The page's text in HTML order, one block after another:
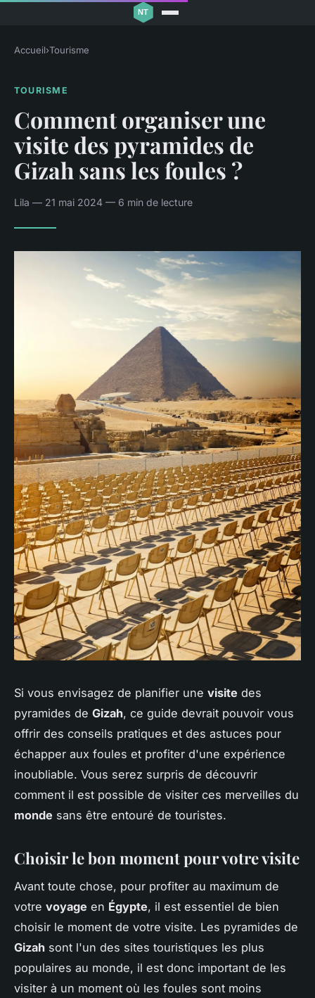
Accueil›Tourisme
TOURISME
Comment organiser une
visite des pyramides de
Gizah sans les foules ?
Lila — 21 mai 2024 — 6 min de lecture
Si vous envisagez de planifier une visite des
pyramides de Gizah, ce guide devrait pouvoir vous
offrir des conseils pratiques et des astuces pour
échapper aux foules et profiter d'une expérience
inoubliable. Vous serez surpris de découvrir
comment il est possible de visiter ces merveilles du
monde sans être entouré de touristes.
Choisir le bon moment pour votre visite
Avant toute chose, pour profiter au maximum de
votre voyage en Égypte, il est essentiel de bien
choisir le moment de votre visite. Les pyramides de
Gizah sont l'un des sites touristiques les plus
populaires au monde, il est donc important de les
visiter à un moment où les foules sont moins